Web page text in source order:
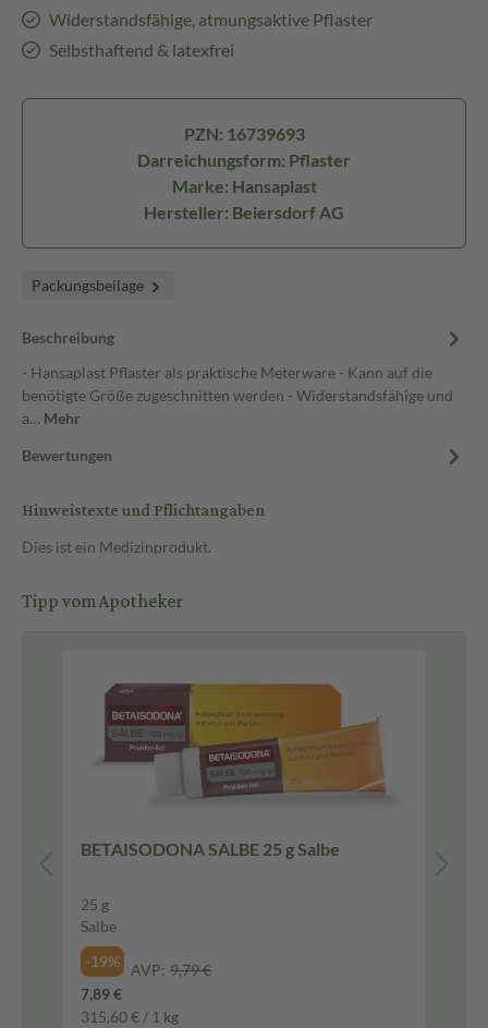
Widerstandsfähige, atmungsaktive Pflaster
Selbsthaftend & latexfrei
PZN: 16739693
Darreichungsform: Pflaster
Marke: Hansaplast
Hersteller: Beiersdorf AG
Packungsbeilage
Beschreibung
- Hansaplast Pflaster als praktische Meterware - Kann auf die
benötigte Größe zugeschnitten werden - Widerstandsfähige und
a… Mehr
Bewertungen
Hinweistexte und Pflichtangaben
Dies ist ein Medizinprodukt.
Tipp vom Apotheker
BETAISODONA SALBE 25 g Salbe
25 g
Salbe
-19%
AVP: 9,79 €
7,89 €
315,60 € / 1 kg